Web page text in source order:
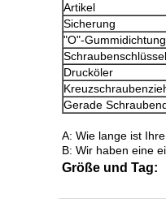
Artikel
Sicherung
"O"-
Schraubenschlüssel
Drucköler
Gerade
A: Wie lange ist
B: Wir haben eine
Größe und Tag: